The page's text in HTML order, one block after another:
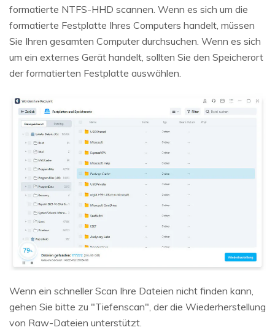
formatierte NTFS-HHD scannen. Wenn es sich um die
formatierte Festplatte Ihres Computers handelt, müssen
Sie Ihren gesamten Computer durchsuchen. Wenn es sich
um ein externes Gerät handelt, sollten Sie den Speicherort
der formatierten Festplatte auswählen.
Wenn ein schneller Scan Ihre Dateien nicht finden kann,
gehen Sie bitte zu "Tiefenscan", der die Wiederherstellung
von Raw-Dateien unterstützt.